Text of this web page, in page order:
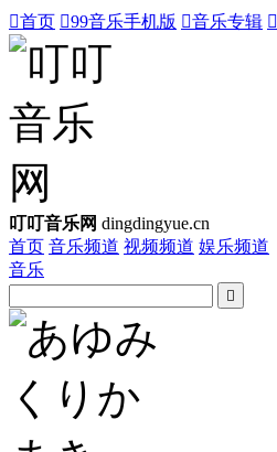
首页 99音乐手机版 音乐专辑 
叮叮音乐网 dingdingyue.cn
首页 音乐频道 视频频道 娱乐频道
音乐
